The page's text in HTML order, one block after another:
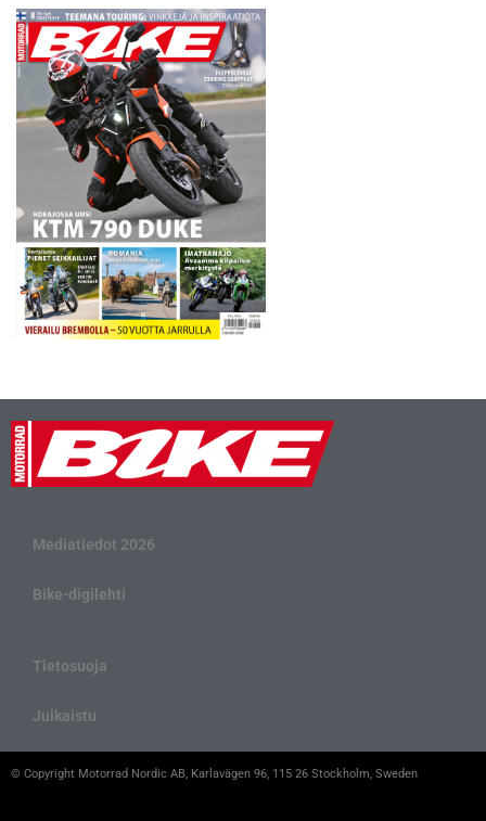
vaihdos tuntuu
onnistuneelta…
Mediatiedot 2026
Bike-digilehti
Tietosuoja
Julkaistu
© Copyright Motorrad Nordic AB, Karlavägen 96, 115 26 Stockholm, Sweden